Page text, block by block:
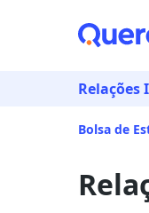
Bolsa de